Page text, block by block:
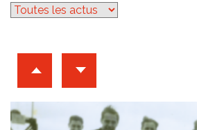
Archives d'articles